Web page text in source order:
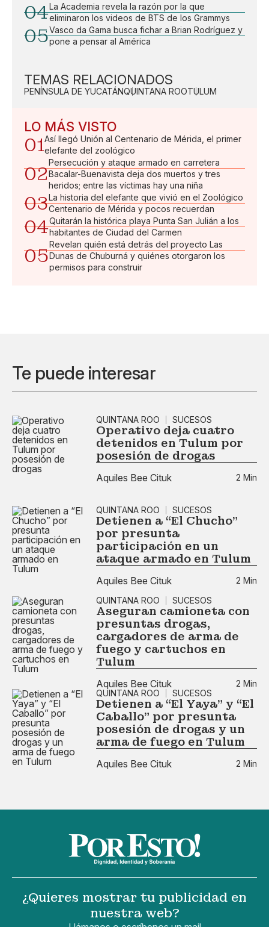
04La Academia revela la razón por la que
eliminaron los videos de BTS de los Grammys
05Vasco da Gama busca fichar a Brian Rodríguez y
pone a pensar al América
TEMAS RELACIONADOS
PENÍNSULA DE YUCATÁNQUINTANA ROOTULUM
LO MÁS VISTO
01Así llegó Unión al Centenario de Mérida, el primer
elefante del zoológico
02
Persecución y ataque armado en carretera
Bacalar-Buenavista deja dos muertos y tres
heridos; entre las víctimas hay una niña
03La historia del elefante que vivió en el Zoológico
Centenario de Mérida y pocos recuerdan
04Quitarán la histórica playa Punta San Julián a los
habitantes de Ciudad del Carmen
05
Revelan quién está detrás del proyecto Las
Dunas de Chuburná y quiénes otorgaron los
permisos para construir
Te puede interesar
QUINTANA ROO SUCESOS
Operativo deja cuatro
detenidos en Tulum por
posesión de drogas
Aquiles Bee Cituk 2 Min
QUINTANA ROO SUCESOS
Detienen a “El Chucho”
por presunta
participación en un
ataque armado en Tulum
Aquiles Bee Cituk
2 Min
QUINTANA ROO
SUCESOS
Aseguran camioneta con
presuntas drogas,
cargadores de arma de
fuego y cartuchos en
Tulum
Aquiles Bee Cituk
2 Min
QUINTANA ROO
SUCESOS
Detienen a “El Yaya” y “El
Caballo” por presunta
posesión de drogas y un
arma de fuego en Tulum
Aquiles Bee Cituk 2 Min
¿Quieres mostrar tu publicidad en
nuestra web?